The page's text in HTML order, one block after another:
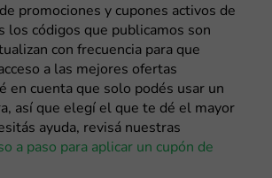
promociones y cupones activos de
los códigos que publicamos son
con frecuencia para que
a las mejores ofertas
en cuenta que solo podés usar un
así que elegí el que te dé el mayor
ayuda, revisá nuestras
a paso para aplicar un cupón de